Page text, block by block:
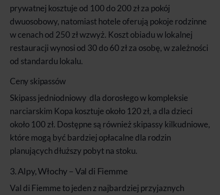
prywatnej kosztuje od 100 do 200 zł za pokój
dwuosobowy, natomiast hotele oferują pokoje rodzinne
w cenach od 250 zł wzwyż. Koszt obiadu w lokalnej
restauracji wynosi od 30 do 60 zł za osobę, w zależności
od standardu lokalu.
Ceny skipassów
Skipass jedniodniowy dla dorosłego w kompleksie
narciarskim Kopa kosztuje około 120 zł, a dla dzieci
około 100 zł. Dostępne są również skipassy kilkudniowe,
które mogą być bardziej opłacalne dla rodzin
planujących dłuższy pobyt na stoku.
3. Alpy, Włochy – Val di Fiemme
Val di Fiemme to jeden z najbardziej przyjaznych